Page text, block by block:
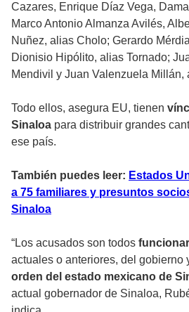
Cazares, Enrique Díaz Vega,
Marco Antonio Almanza Avilés,
Nuñez, alias Cholo; Gerardo
Dionisio Hipólito, alias Tornado;
Mendivil y Juan Valenzuela Millán,
Todo ellos, asegura EU, tienen
Sinaloa para distribuir grandes
ese país.
También puedes leer: Estados
a 75 familiares y presuntos
Sinaloa
“Los acusados ​​son todos
actuales o anteriores, del gobierno
orden del estado mexicano de
actual gobernador de Sinaloa,